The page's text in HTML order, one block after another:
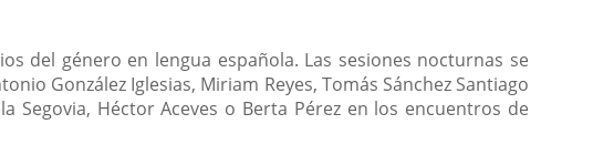
del género en lengua española. Las sesiones nocturnas se
González Iglesias, Miriam Reyes, Tomás Sánchez Santiago
Segovia, Héctor Aceves o Berta Pérez en los encuentros de